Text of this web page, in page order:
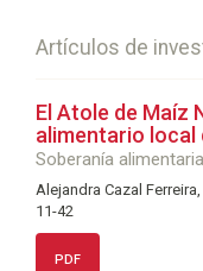
Artículos de
El Atole de Maíz
alimentario local
Soberanía
Alejandra Cazal
11-42
PDF